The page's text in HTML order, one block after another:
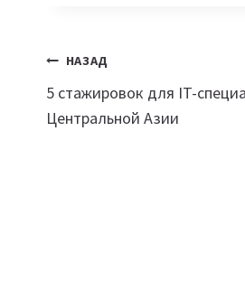
Навигация
по
НАЗАД
5 стажировок для IT-
Центральной Азии